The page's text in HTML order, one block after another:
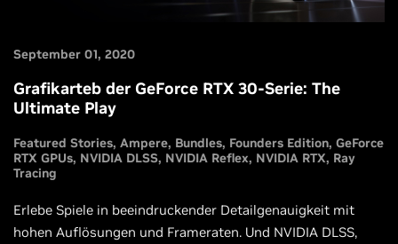
September 01, 2020
Grafikarteb der GeForce RTX 30-Serie: The
Ultimate Play
Featured Stories Ampere Bundles Founders Edition GeForce
RTX GPUs NVIDIA DLSS NVIDIA Reflex NVIDIA RTX Ray
Tracing
Erlebe Spiele in beeindruckender Detailgenauigkeit mit
hohen Auflösungen und Frameraten. Und NVIDIA DLSS,